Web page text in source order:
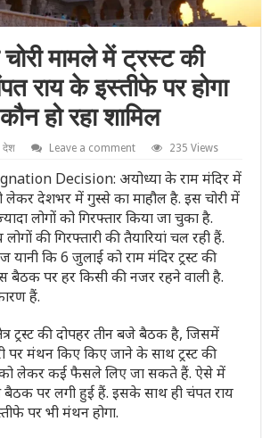
चोरी मामले में ट्रस्ट की
राय के इस्तीफे पर होगा
हो रहा शामिल
देश Leave a comment 235 Views
Decision: अयोध्या के राम मंदिर में
लेकर देशभर में गुस्से का माहौल है. इस चोरी में
लोगों को गिरफ्तार किया जा चुका है.
की गिरफ्तारी की तैयारियां चल रही हैं.
कि 6 जुलाई को राम मंदिर ट्रस्ट की
बैठक पर हर किसी की नजर रहने वाली है.
हैं.
ट्रस्ट की दोपहर तीन बजे बैठक है, जिसमें
पर मंथन किए किए जाने के साथ ट्रस्ट की
को लेकर कई फैसले लिए जा सकते हैं. ऐसे में
बैठक पर लगी हुई हैं. इसके साथ ही चंपत राय
पर भी मंथन होगा.